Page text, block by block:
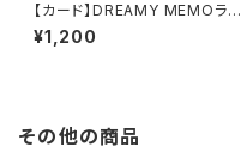
【カード】DREAMY MEMOラン
ダム10枚セット
¥1,200
その他の商品